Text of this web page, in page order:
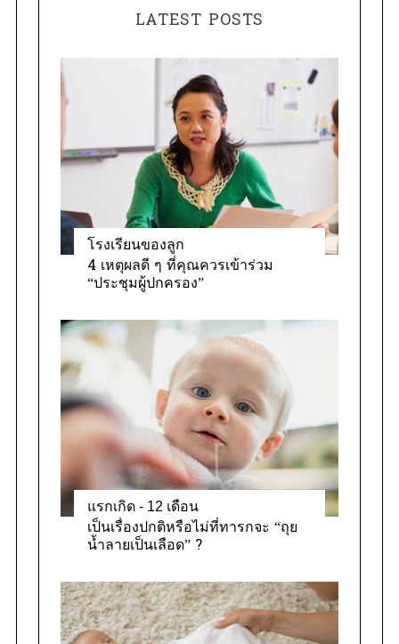
o
r
i
e
s
LATEST POSTS
โรงเรียนของลูก
4 เหตุผลดี ๆ ที่คุณควรเข้าร่วม
“ประชุมผู้ปกครอง”
แรกเกิด - 12 เดือน
เป็นเรื่องปกติหรือไม่ที่ทารกจะ “ถุย
น้ำลายเป็นเลือด” ?